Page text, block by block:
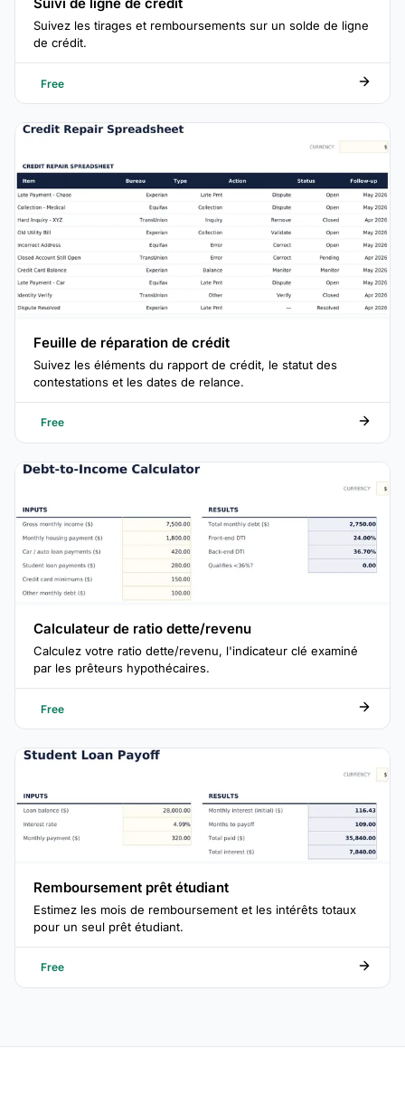
Suivi de ligne de crédit
Suivez les tirages et remboursements sur un solde de ligne
de crédit.
Free
Feuille de réparation de crédit
Suivez les éléments du rapport de crédit, le statut des
contestations et les dates de relance.
Free
Calculateur de ratio dette/revenu
Calculez votre ratio dette/revenu, l'indicateur clé examiné
par les prêteurs hypothécaires.
Free
Remboursement prêt étudiant
Estimez les mois de remboursement et les intérêts totaux
pour un seul prêt étudiant.
Free